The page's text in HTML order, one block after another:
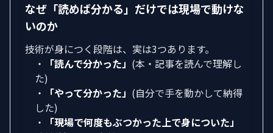
なぜ「読めば分かる」だけでは現場で動けな
いのか
技術が身につく段階は、実は3つあります。
・
「読んで分かった」 (本・記事を読んで理解し
た)
・
「やって分かった」 (自分で手を動かして納得
した)
・
「現場で何度もぶつかった上で身についた」